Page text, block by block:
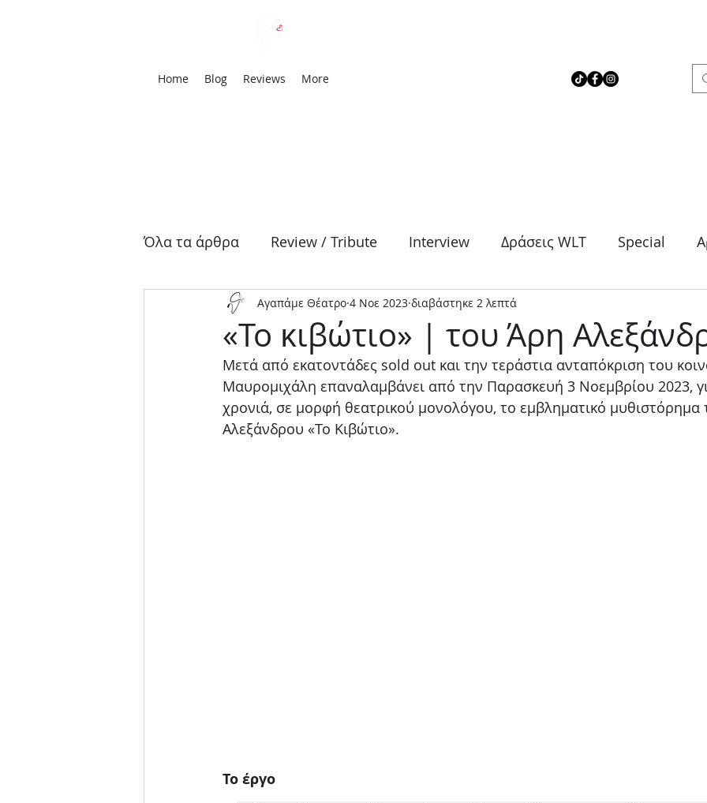
Home Blog Reviews More
Όλα τα άρθρα Review / Tribute Interview Δράσεις WLT Special
Αρχαία Τραγωδία Δράμα Θρίλερ Κοινωνικό
Μουσική παράσταση Παιδικό Stand up Φαντασίας Ψυχολογία
«Το κιβώτιο» | του Άρη
Αγαπάμε Θέατρο 4 Νοε 2023 διαβάστηκε 2 λεπτά
Μετά από εκατοντάδες sold out και την τεράστια ανταπόκριση του
Μαυρομιχάλη επαναλαμβάνει από την Παρασκευή 3 Νοεμβρίου 2023,
χρονιά, σε μορφή θεατρικού μονολόγου, το εμβληματικό μυθιστόρημα
Αλεξάνδρου «Το Κιβώτιο».
Το έργο